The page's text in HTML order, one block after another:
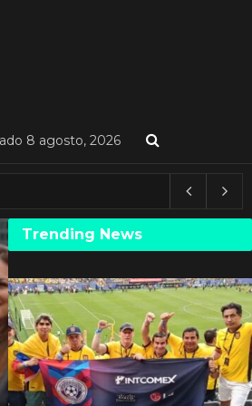
8 agosto, 2026
Trending News